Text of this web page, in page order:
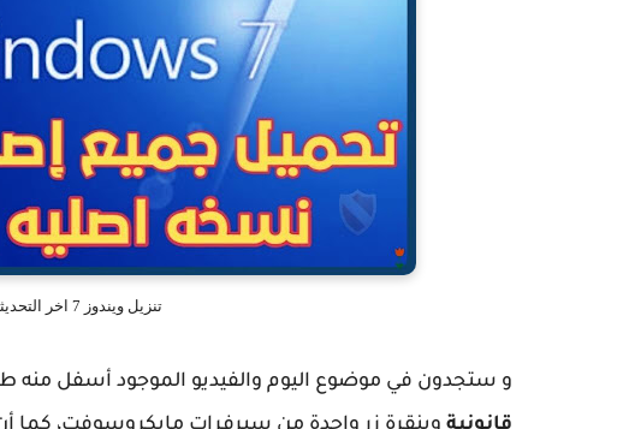
تنزيل ويندوز 7 اخر التحديثات نسخة أصلية
و ستجدون في موضوع اليوم والفيديو الموجود أسفل منه